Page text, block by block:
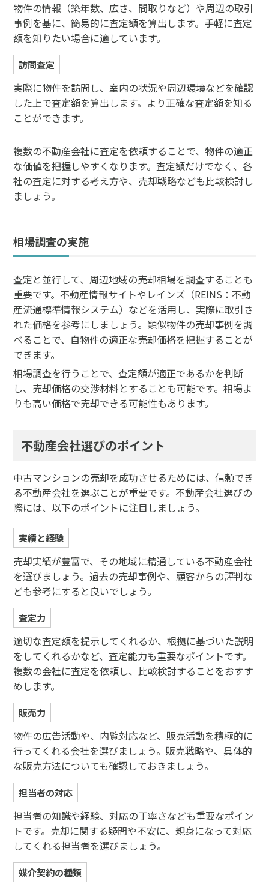
物件の情報（築年数、広さ、間取りなど）や周辺の取引
事例を基に、簡易的に査定額を算出します。手軽に査定
額を知りたい場合に適しています。
訪問査定
実際に物件を訪問し、室内の状況や周辺環境などを確認
した上で査定額を算出します。より正確な査定額を知る
ことができます。
複数の不動産会社に査定を依頼することで、物件の適正
な価値を把握しやすくなります。査定額だけでなく、各
社の査定に対する考え方や、売却戦略なども比較検討し
ましょう。
相場調査の実施
査定と並行して、周辺地域の売却相場を調査することも
重要です。不動産情報サイトやレインズ（REINS：不動
産流通標準情報システム）などを活用し、実際に取引さ
れた価格を参考にしましょう。類似物件の売却事例を調
べることで、自物件の適正な売却価格を把握することが
できます。
相場調査を行うことで、査定額が適正であるかを判断
し、売却価格の交渉材料とすることも可能です。相場よ
りも高い価格で売却できる可能性もあります。
不動産会社選びのポイント
中古マンションの売却を成功させるためには、信頼でき
る不動産会社を選ぶことが重要です。不動産会社選びの
際には、以下のポイントに注目しましょう。
実績と経験
売却実績が豊富で、その地域に精通している不動産会社
を選びましょう。過去の売却事例や、顧客からの評判な
ども参考にすると良いでしょう。
査定力
適切な査定額を提示してくれるか、根拠に基づいた説明
をしてくれるかなど、査定能力も重要なポイントです。
複数の会社に査定を依頼し、比較検討することをおすす
めします。
販売力
物件の広告活動や、内覧対応など、販売活動を積極的に
行ってくれる会社を選びましょう。販売戦略や、具体的
な販売方法についても確認しておきましょう。
担当者の対応
担当者の知識や経験、対応の丁寧さなども重要なポイン
トです。売却に関する疑問や不安に、親身になって対応
してくれる担当者を選びましょう。
媒介契約の種類